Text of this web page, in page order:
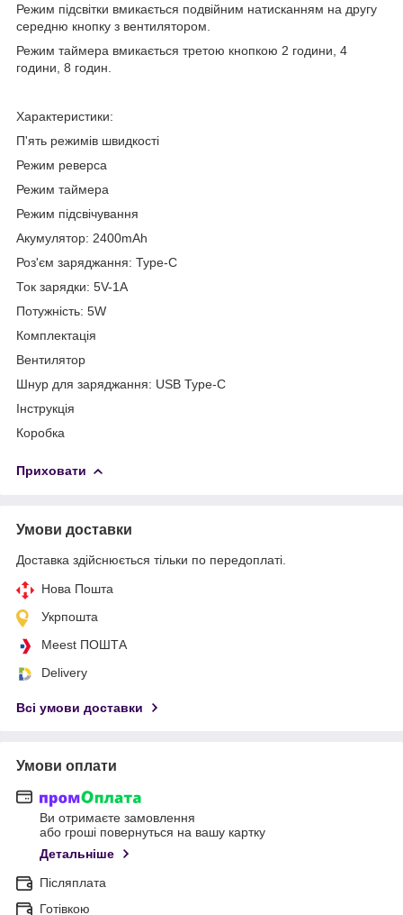
Режим підсвітки вмикається подвійним натисканням на другу
середню кнопку з вентилятором.
Режим таймера вмикається третою кнопкою 2 години, 4
години, 8 годин.
Характеристики:
П'ять режимів швидкості
Режим реверса
Режим таймера
Режим підсвічування
Акумулятор: 2400mAh
Роз'єм заряджання: Type-C
Ток зарядки: 5V-1A
Потужність: 5W
Комплектація
Вентилятор
Шнур для заряджання: USB Type-C
Інструкція
Коробка
Приховати
Умови доставки
Доставка здійснюється тільки по передоплаті.
Нова Пошта
Укрпошта
Meest ПОШТА
Delivery
Всі умови доставки
Умови оплати
Ви отримаєте замовлення
або гроші повернуться на вашу картку
Детальніше
Післяплата
Готівкою